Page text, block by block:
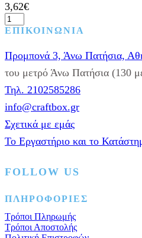
3,62€
Πιάτα
φαγητού
Angry
Birds
8τεμ.
ποσότητα
ΕΠΙΚΟΙΝΩΝΙΑ
Προμπονά 3, Άνω Πατήσια,
του μετρό Άνω Πατήσια (130
Τηλ. 2102585286
info@craftbox.gr
Σχετικά με εμάς
Το Εργαστήριο και το
FOLLOW US
Facebook
Instagram
Pinterest
ΠΛΗΡΟΦΟΡΙΕΣ
Τρόποι Πληρωμής
Τρόποι Αποστολής